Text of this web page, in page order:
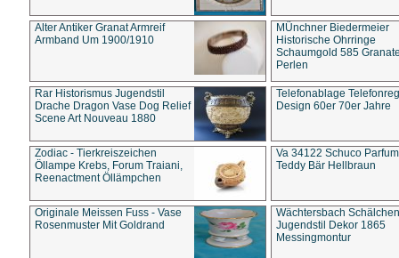
Alter Antiker Granat Armreif
Armband Um 1900/1910
MÜnchner Biedermeier
Historische Ohrringe
Schaumgold 585
Perlen
Rar Historismus Jugendstil
Drache Dragon Vase Dog Relief
Scene Art Nouveau 1880
Telefonablage
Design 60er 70er Jahre
Zodiac - Tierkreiszeichen
Öllampe Krebs, Forum Traiani,
Reenactment Öllämpchen
Va 34122 Schuco
Teddy Bär Hellbraun
Originale Meissen Fuss - Vase
Rosenmuster Mit Goldrand
Wächtersbach Schälchen
Jugendstil Dekor 1865
Messingmontur